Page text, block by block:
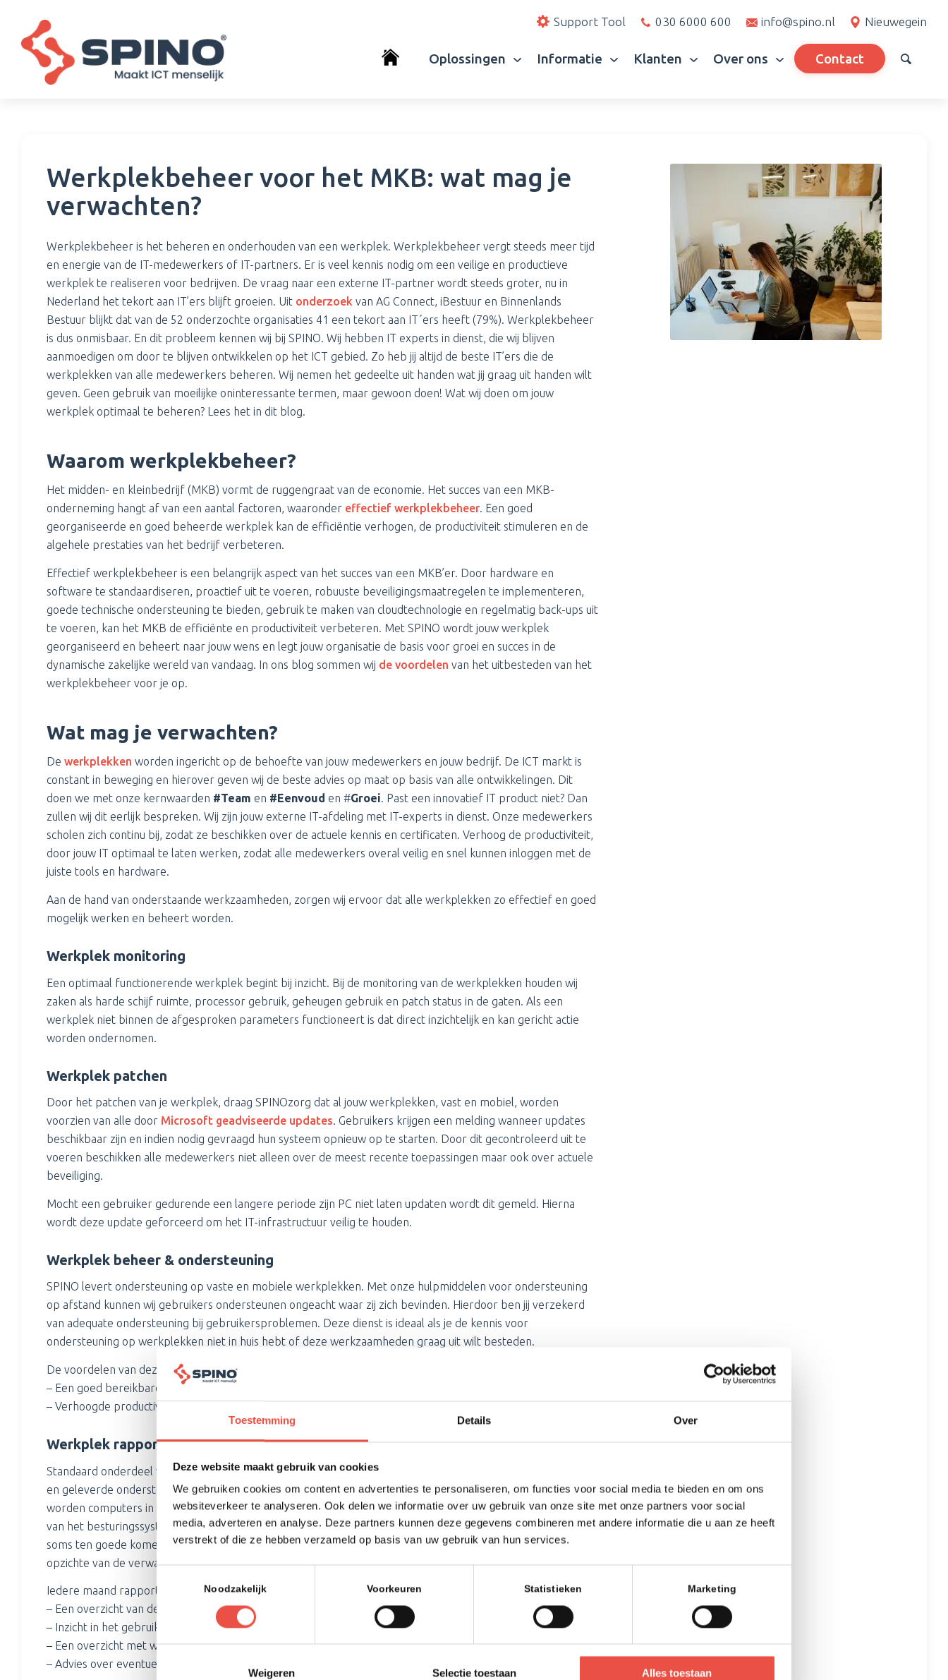
Toestemming Details Over
Deze website maakt gebruik van cookies
We gebruiken cookies om content en advertenties te personaliseren, om functies voor social media te bieden en om ons
websiteverkeer te analyseren. Ook delen we informatie over uw gebruik van onze site met onze partners voor social
media, adverteren en analyse. Deze partners kunnen deze gegevens combineren met andere informatie die u aan ze heeft
verstrekt of die ze hebben verzameld op basis van uw gebruik van hun services.
Noodzakelijk Voorkeuren Statistieken Marketing
Weigeren Selectie toestaan Alles toestaan
Support Tool 030 6000 600 info@spino.nl Nieuwegein
Oplossingen Informatie Klanten Over ons Contact
Werkplekbeheer voor het MKB: wat mag je
verwachten?
Werkplekbeheer is het beheren en onderhouden van een werkplek. Werkplekbeheer vergt steeds meer tijd
en energie van de IT-medewerkers of IT-partners. Er is veel kennis nodig om een veilige en productieve
werkplek te realiseren voor bedrijven. De vraag naar een externe IT-partner wordt steeds groter, nu in
Nederland het tekort aan IT’ers blijft groeien. Uit onderzoek van AG Connect, iBestuur en Binnenlands
Bestuur blijkt dat van de 52 onderzochte organisaties 41 een tekort aan IT´ers heeft (79%). Werkplekbeheer
is dus onmisbaar. En dit probleem kennen wij bij SPINO. Wij hebben IT experts in dienst, die wij blijven
aanmoedigen om door te blijven ontwikkelen op het ICT gebied. Zo heb jij altijd de beste IT’ers die de
werkplekken van alle medewerkers beheren. Wij nemen het gedeelte uit handen wat jij graag uit handen wilt
geven. Geen gebruik van moeilijke oninteressante termen, maar gewoon doen! Wat wij doen om jouw
werkplek optimaal te beheren? Lees het in dit blog.
Waarom werkplekbeheer?
Het midden- en kleinbedrijf (MKB) vormt de ruggengraat van de economie. Het succes van een MKB-
onderneming hangt af van een aantal factoren, waaronder effectief werkplekbeheer. Een goed
georganiseerde en goed beheerde werkplek kan de efficiëntie verhogen, de productiviteit stimuleren en de
algehele prestaties van het bedrijf verbeteren.
Effectief werkplekbeheer is een belangrijk aspect van het succes van een MKB’er. Door hardware en
software te standaardiseren, proactief uit te voeren, robuuste beveiligingsmaatregelen te implementeren,
goede technische ondersteuning te bieden, gebruik te maken van cloudtechnologie en regelmatig back-ups uit
te voeren, kan het MKB de efficiënte en productiviteit verbeteren. Met SPINO wordt jouw werkplek
georganiseerd en beheert naar jouw wens en legt jouw organisatie de basis voor groei en succes in de
dynamische zakelijke wereld van vandaag. In ons blog sommen wij de voordelen van het uitbesteden van het
werkplekbeheer voor je op.
Wat mag je verwachten?
De werkplekken worden ingericht op de behoefte van jouw medewerkers en jouw bedrijf. De ICT markt is
constant in beweging en hierover geven wij de beste advies op maat op basis van alle ontwikkelingen. Dit
doen we met onze kernwaarden #Team en #Eenvoud en #Groei. Past een innovatief IT product niet? Dan
zullen wij dit eerlijk bespreken. Wij zijn jouw externe IT-afdeling met IT-experts in dienst. Onze medewerkers
scholen zich continu bij, zodat ze beschikken over de actuele kennis en certificaten. Verhoog de productiviteit,
door jouw IT optimaal te laten werken, zodat alle medewerkers overal veilig en snel kunnen inloggen met de
juiste tools en hardware.
Aan de hand van onderstaande werkzaamheden, zorgen wij ervoor dat alle werkplekken zo effectief en goed
mogelijk werken en beheert worden.
Werkplek monitoring
Een optimaal functionerende werkplek begint bij inzicht. Bij de monitoring van de werkplekken houden wij
zaken als harde schijf ruimte, processor gebruik, geheugen gebruik en patch status in de gaten. Als een
werkplek niet binnen de afgesproken parameters functioneert is dat direct inzichtelijk en kan gericht actie
worden ondernomen.
Werkplek patchen
Door het patchen van je werkplek, draag SPINOzorg dat al jouw werkplekken, vast en mobiel, worden
voorzien van alle door Microsoft geadviseerde updates. Gebruikers krijgen een melding wanneer updates
beschikbaar zijn en indien nodig gevraagd hun systeem opnieuw op te starten. Door dit gecontroleerd uit te
voeren beschikken alle medewerkers niet alleen over de meest recente toepassingen maar ook over actuele
beveiliging.
Mocht een gebruiker gedurende een langere periode zijn PC niet laten updaten wordt dit gemeld. Hierna
wordt deze update geforceerd om het IT-infrastructuur veilig te houden.
Werkplek beheer & ondersteuning
SPINO levert ondersteuning op vaste en mobiele werkplekken. Met onze hulpmiddelen voor ondersteuning
op afstand kunnen wij gebruikers ondersteunen ongeacht waar zij zich bevinden. Hierdoor ben jij verzekerd
van adequate ondersteuning bij gebruikersproblemen. Deze dienst is ideaal als je de kennis voor
ondersteuning op werkplekken niet in huis hebt of deze werkzaamheden graag uit wilt besteden.
De voordelen van deze dienst zijn:
– Een goed bereikbare servicedesk met deskundige medewerkers.
– Verhoogde productiviteit van jouw gebruikers.
Werkplek rapportage
Standaard onderdeel van onze dienstverlening is uitgebreide rapportage over de status van jouw systemen
en geleverde ondersteuning. Er wordt bekeken of de werkplekken nog voldoen voor de gebruikers. Vaak
worden computers in de loop van de tijd langzamer doordat ze steeds zwaarder belast worden door updates
van het besturingssysteem en van applicaties. Een enkele computer gericht vervangen kan de productiviteit
soms ten goede komen. Door onze rapportage weet jij in ieder geval hoe jouw werkplekken presteren ten
opzichte van de verwachting.
Iedere maand rapporteren wij jou de status van de werkplekken. Je krijgt van ons:
– Een overzicht van de status van de werkplekken.
– Inzicht in het gebruik van hardware.
– Een overzicht met waarschuwingen.
– Advies over eventueel te nemen acties.